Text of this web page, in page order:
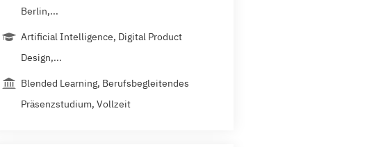
Berlin,...
Artificial Intelligence, Digital Product
Design,...
Blended Learning, Berufsbegleitendes
Präsenzstudium, Vollzeit